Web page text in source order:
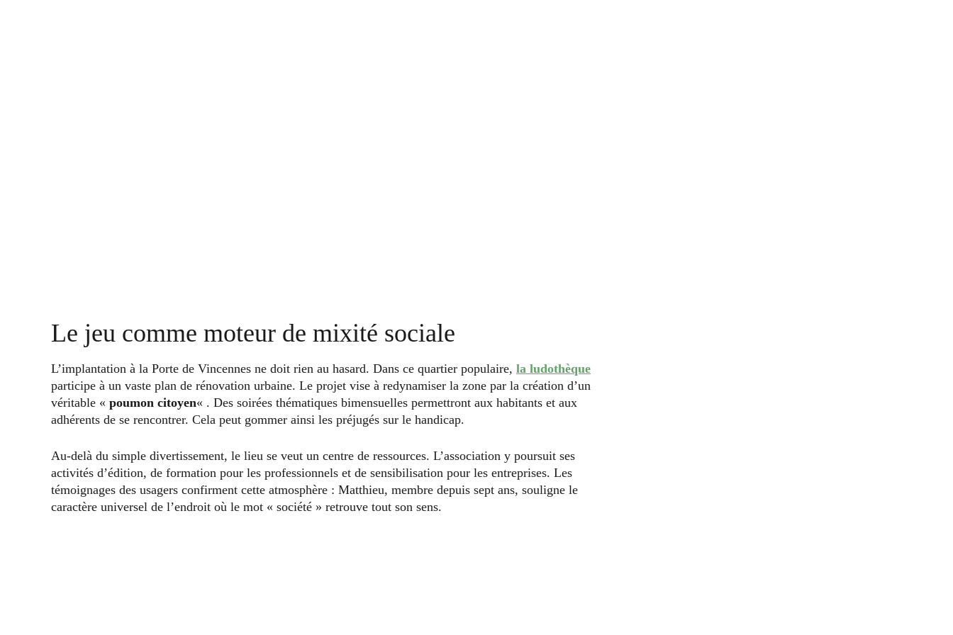
Le jeu comme moteur de mixité sociale
L’implantation à la Porte de Vincennes ne doit rien au hasard. Dans ce quartier populaire, la ludothèque
participe à un vaste plan de rénovation urbaine. Le projet vise à redynamiser la zone par la création d’un
véritable « poumon citoyen« . Des soirées thématiques bimensuelles permettront aux habitants et aux
adhérents de se rencontrer. Cela peut gommer ainsi les préjugés sur le handicap.
Au-delà du simple divertissement, le lieu se veut un centre de ressources. L’association y poursuit ses
activités d’édition, de formation pour les professionnels et de sensibilisation pour les entreprises. Les
témoignages des usagers confirment cette atmosphère : Matthieu, membre depuis sept ans, souligne le
caractère universel de l’endroit où le mot « société » retrouve tout son sens.